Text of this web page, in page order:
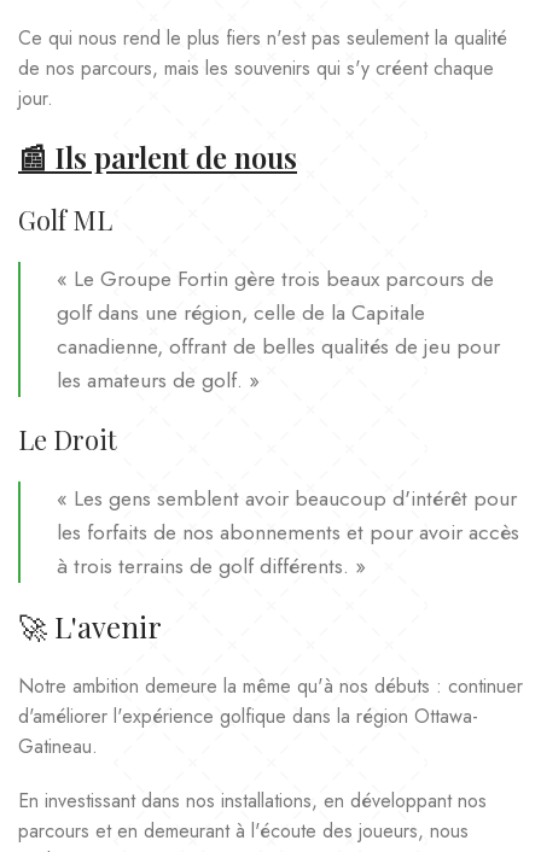
Ce qui nous rend le plus fiers n'est pas seulement la qualité
de nos parcours, mais les souvenirs qui s'y créent chaque
jour.
📰 Ils parlent de nous
Golf ML
« Le Groupe Fortin gère trois beaux parcours de
golf dans une région, celle de la Capitale
canadienne, offrant de belles qualités de jeu pour
les amateurs de golf. »
Le Droit
« Les gens semblent avoir beaucoup d'intérêt pour
les forfaits de nos abonnements et pour avoir accès
à trois terrains de golf différents. »
🚀 L'avenir
Notre ambition demeure la même qu'à nos débuts : continuer
d'améliorer l'expérience golfique dans la région Ottawa-
Gatineau.
En investissant dans nos installations, en développant nos
parcours et en demeurant à l'écoute des joueurs, nous